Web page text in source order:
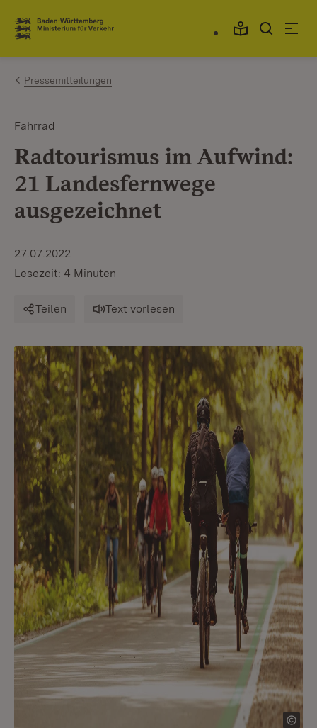
Zum Inhalt springen
Link zur Startseite
Pressemitteilungen
Fahrrad
Radtourismus im Aufwind:
21 Landesfernwege
ausgezeichnet
27.07.2022
Lesezeit: 4 Minuten
Teilen Text vorlesen